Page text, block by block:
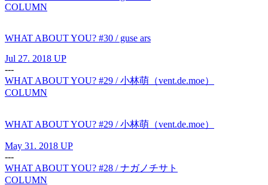
COLUMN
WHAT ABOUT YOU? #30 / guse ars
Jul 27. 2018 UP
---
WHAT ABOUT YOU? #29 / 小林萌（vent.de.moe）
COLUMN
WHAT ABOUT YOU? #29 / 小林萌（vent.de.moe）
May 31. 2018 UP
---
WHAT ABOUT YOU? #28 / ナガノチサト
COLUMN